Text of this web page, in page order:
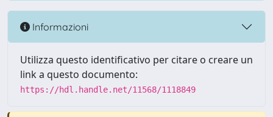
Informazioni
Utilizza questo identificativo per citare o creare un
link a questo documento:
https://hdl.handle.net/11568/1118849